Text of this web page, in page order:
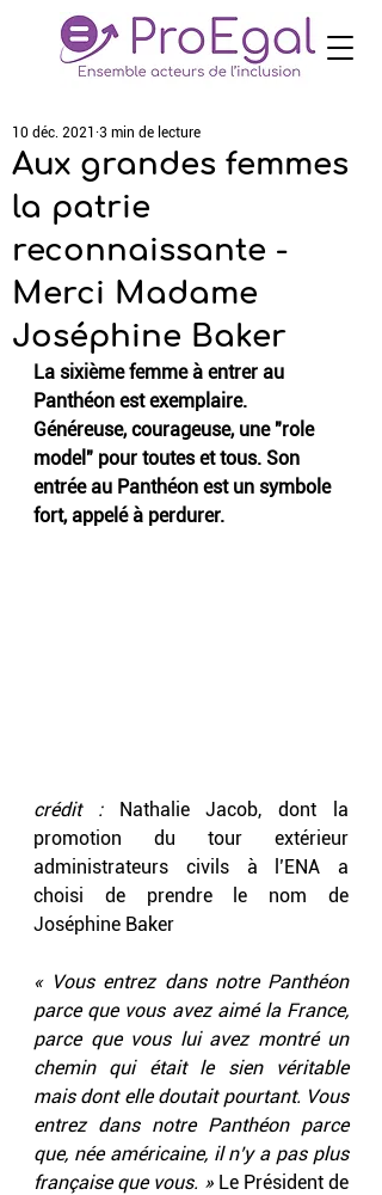
Aux grandes femmes
la patrie
reconnaissante -
Merci Madame
Joséphine Baker
10 déc. 2021 3 min de lecture
La sixième femme à entrer au
Panthéon est exemplaire.
Généreuse, courageuse, une "role
model" pour toutes et tous. Son
entrée au Panthéon est un symbole
fort, appelé à perdurer.
crédit : Nathalie Jacob, dont la
promotion du tour extérieur
administrateurs civils à l’ENA a
choisi de prendre le nom de
Joséphine Baker
« Vous entrez dans notre Panthéon
parce que vous avez aimé la France,
parce que vous lui avez montré un
chemin qui était le sien véritable
mais dont elle doutait pourtant. Vous
entrez dans notre Panthéon parce
que, née américaine, il n’y a pas plus
française que vous. » Le Président de